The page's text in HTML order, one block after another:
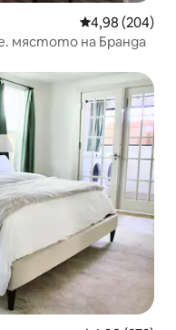
Средна
4,98 (204)
мястото на Бранда